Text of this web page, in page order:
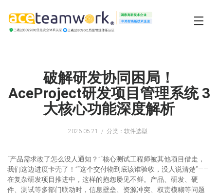
破解研发协同困局！
AceProject研发项目管理系统 3
大核心功能深度解析
2026-05-21 分类：软件选型
“产品需求改了怎么没人通知？”“核心测试工程师被其他项目借走，
我们这边进度卡壳了！”“这个交付物到底该谁验收，没人说清楚”——
在复杂研发项目推进中，这样的抱怨屡见不鲜。产品、研发、硬
件、测试等多部门联动时，信息壁垒、资源冲突、权责模糊等问题